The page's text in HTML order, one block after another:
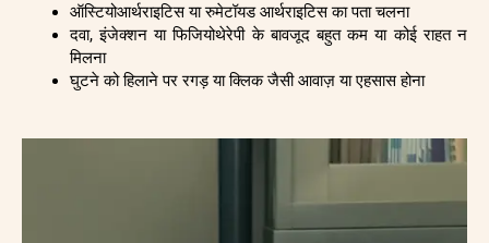
ऑस्टियोआर्थराइटिस या रुमेटॉयड आर्थराइटिस का पता चलना
दवा, इंजेक्शन या फिजियोथेरेपी के बावजूद बहुत कम या कोई राहत न
मिलना
घुटने को हिलाने पर रगड़ या क्लिक जैसी आवाज़ या एहसास होना